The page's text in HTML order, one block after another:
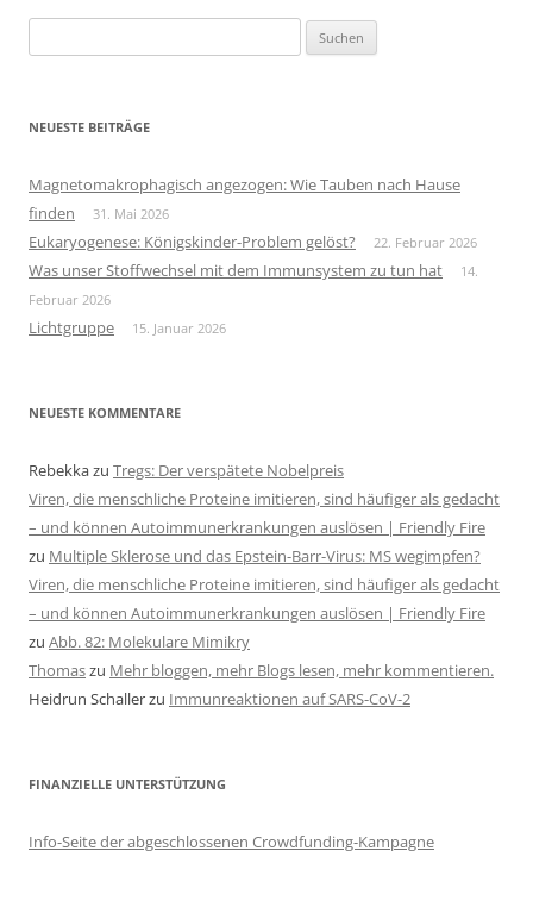
nach:
NEUESTE BEITRÄGE
Magnetomakrophagisch angezogen: Wie Tauben nach Hause
finden
31. Mai 2026
Eukaryogenese: Königskinder-Problem gelöst? 22. Februar 2026
Was unser Stoffwechsel mit dem Immunsystem zu tun hat
14.
Februar 2026
Lichtgruppe 15. Januar 2026
NEUESTE KOMMENTARE
Rebekkazu Tregs: Der verspätete Nobelpreis
Viren, die menschliche Proteine imitieren, sind häufiger als gedacht
– und können Autoimmunerkrankungen auslösen | Friendly Fire
zu Multiple Sklerose und das Epstein-Barr-Virus: MS wegimpfen?
Viren, die menschliche Proteine imitieren, sind häufiger als gedacht
– und können Autoimmunerkrankungen auslösen | Friendly Fire
zu Abb. 82: Molekulare Mimikry
Thomaszu Mehr bloggen, mehr Blogs lesen, mehr kommentieren.
Heidrun Schallerzu Immunreaktionen auf SARS-CoV-2
FINANZIELLE UNTERSTÜTZUNG
Info-Seite der abgeschlossenen Crowdfunding-Kampagne